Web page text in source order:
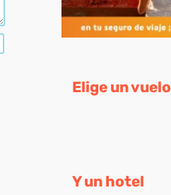
Elige un vuelo
Y un hotel